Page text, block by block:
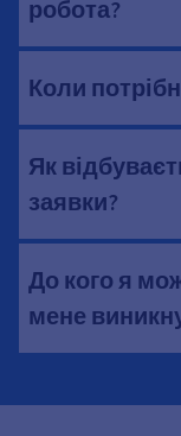
робота?
Коли
Як
заявки?
До кого я
мене